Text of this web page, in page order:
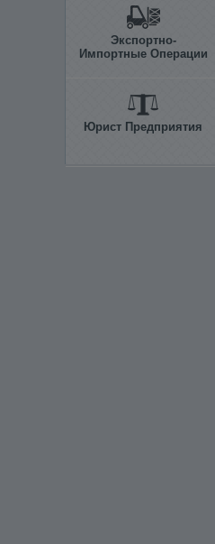
Экспортно-
Импортные Операции
Юрист Предприятия